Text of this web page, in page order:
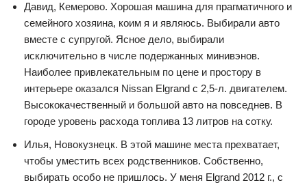
Давид, Кемерово. Хорошая машина для прагматичного и
семейного хозяина, коим я и являюсь. Выбирали авто
вместе с супругой. Ясное дело, выбирали
исключительно в числе подержанных минивэнов.
Наиболее привлекательным по цене и простору в
интерьере оказался Nissan Elgrand с 2,5-л. двигателем.
Высококачественный и большой авто на повседнев. В
городе уровень расхода топлива 13 литров на сотку.
Илья, Новокузнецк. В этой машине места прехватает,
чтобы уместить всех родственников. Собственно,
выбирать особо не пришлось. У меня Elgrand 2012 г., с